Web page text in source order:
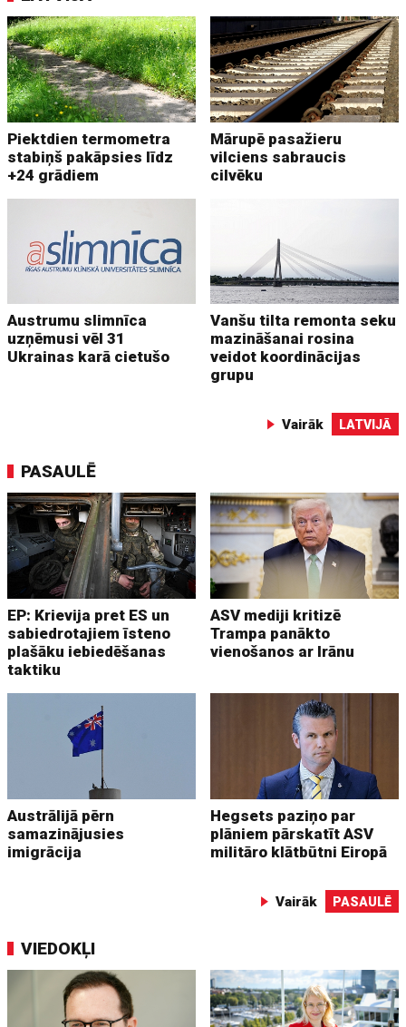
Piektdien termometra
stabiņš pakāpsies līdz
+24 grādiem
Mārupē pasažieru
vilciens sabraucis
cilvēku
Austrumu slimnīca
uzņēmusi vēl 31
Ukrainas karā cietušo
Vanšu tilta remonta seku
mazināšanai rosina
veidot koordinācijas
grupu
Vairāk LATVIJĀ
PASAULĒ
EP: Krievija pret ES un
sabiedrotajiem īsteno
plašāku iebiedēšanas
taktiku
ASV mediji kritizē
Trampa panākto
vienošanos ar Irānu
Austrālijā pērn
samazinājusies
imigrācija
Hegsets paziņo par
plāniem pārskatīt ASV
militāro klātbūtni Eiropā
Vairāk PASAULĒ
VIEDOKĻI